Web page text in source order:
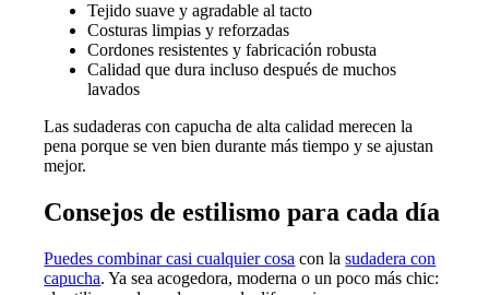
Tejido suave y agradable al tacto
Costuras limpias y reforzadas
Cordones resistentes y fabricación robusta
Calidad que dura incluso después de muchos
lavados
Las sudaderas con capucha de alta calidad merecen la
pena porque se ven bien durante más tiempo y se ajustan
mejor.
Consejos de estilismo para cada día
Puedes combinar casi cualquier cosa con lasudadera con
capucha. Ya sea acogedora, moderna o un poco más chic: